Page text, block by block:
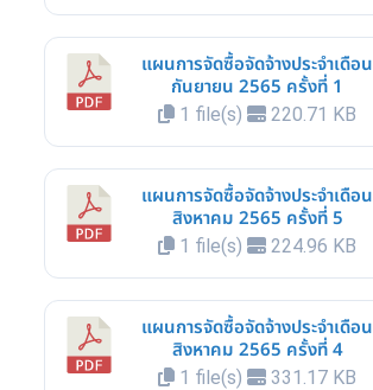
แผนการจัดซื้อจัดจ้างประจำเดือน
กันยายน 2565 ครั้งที่ 1
1 file(s) 220.71 KB
แผนการจัดซื้อจัดจ้างประจำเดือน
สิงหาคม 2565 ครั้งที่ 5
1 file(s) 224.96 KB
แผนการจัดซื้อจัดจ้างประจำเดือน
สิงหาคม 2565 ครั้งที่ 4
1 file(s) 331.17 KB